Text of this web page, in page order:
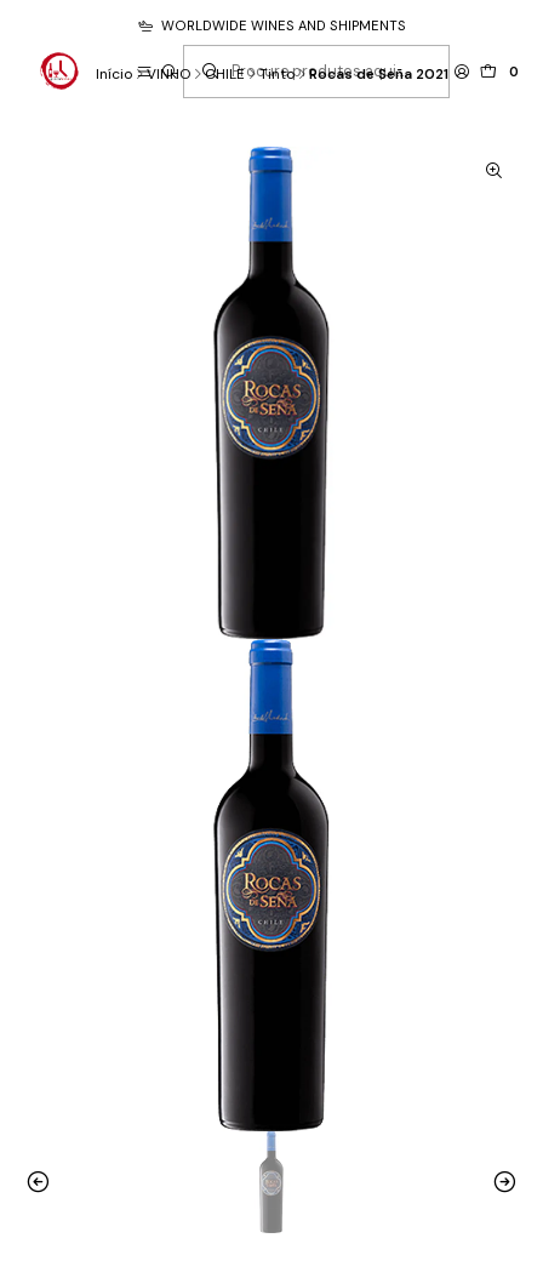
0
WORLDWIDE WINES AND SHIPMENTS
Início VINHO CHILE Tinto Rocas de Seña 2021